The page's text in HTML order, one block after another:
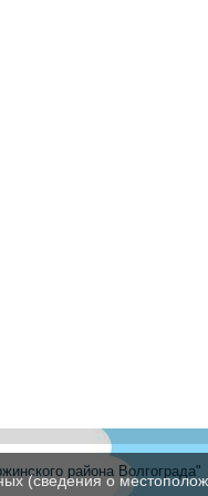
района Волгограда"
(сведения о